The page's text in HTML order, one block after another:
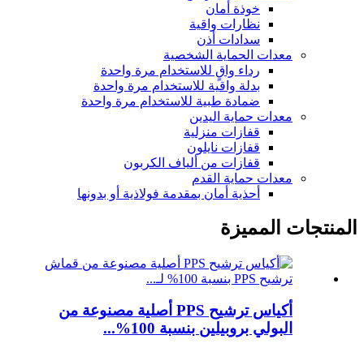
خوذة أمان
نظارات واقية
سدادات أذن
معدات الحماية الشخصية
رداء واقٍ للاستخدام مرة واحدة
بدلة واقية للاستخدام مرة واحدة
ضمادة طبية للاستخدام مرة واحدة
معدات حماية اليدين
قفازات منزلية
قفازات نايلون
قفازات من ألياف الكربون
معدات حماية القدم
أحذية أمان بمقدمة فولاذية أو بدونها
المنتجات المميزة
أكياس ترشيح PPS أصلية مصنوعة من
البولي بروبيلين بنسبة 100%...